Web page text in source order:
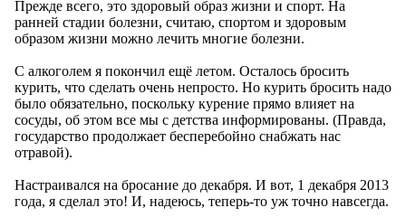
Прежде всего, это здоровый образ жизни и спорт. На
ранней стадии болезни, считаю, спортом и здоровым
образом жизни можно лечить многие болезни.
С алкоголем я покончил ещё летом. Осталось бросить
курить, что сделать очень непросто. Но курить бросить надо
было обязательно, поскольку курение прямо влияет на
сосуды, об этом все мы с детства информированы. (Правда,
государство продолжает бесперебойно снабжать нас
отравой).
Настраивался на бросание до декабря. И вот, 1 декабря 2013
года, я сделал это! И, надеюсь, теперь-то уж точно навсегда.